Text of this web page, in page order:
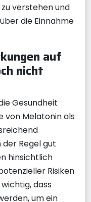
verstehen und
die Einnahme
auf
nicht
Gesundheit
von Melatonin als
Regel gut
hinsichtlich
Risiken
dass
um ein